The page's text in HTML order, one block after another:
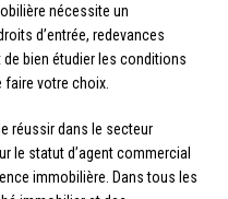
nécessite un
d’entrée, redevances
bien étudier les conditions
votre choix.
réussir dans le secteur
le statut d’agent commercial
immobilière. Dans tous les